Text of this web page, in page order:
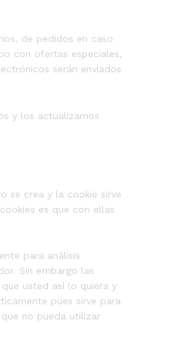
de pedidos en caso
con ofertas especiales,
serán enviados
y los actualizamos
se crea y la cookie sirve
es que con ellas
para análisis
Sin embargo las
usted así lo quiera y
pues sirve para
no pueda utilizar